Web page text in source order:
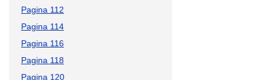
Pagina 112
Pagina 114
Pagina 116
Pagina 118
Pagina 120